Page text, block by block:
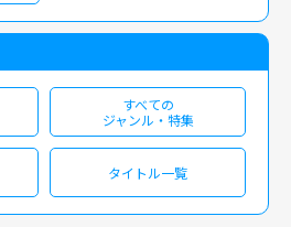
すべての
ジャンル・特集
タイトル一覧